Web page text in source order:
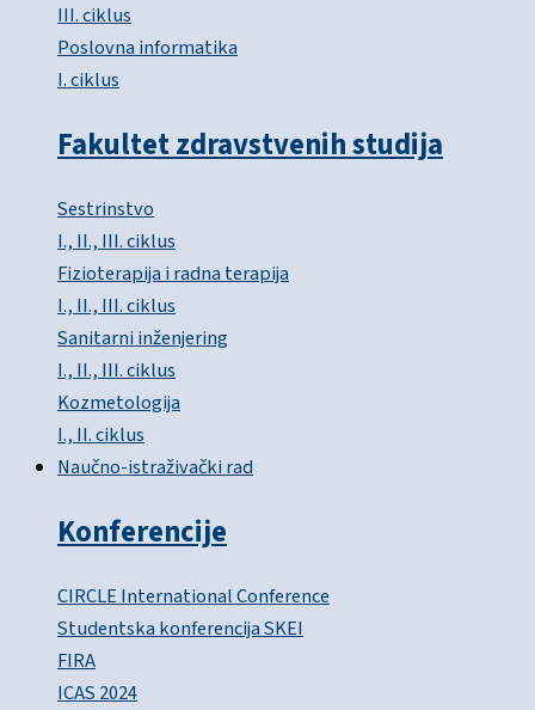
III. ciklus
Poslovna informatika
I. ciklus
Fakultet zdravstvenih studija
Sestrinstvo
I., II., III. ciklus
Fizioterapija i radna terapija
I., II., III. ciklus
Sanitarni inženjering
I., II., III. ciklus
Kozmetologija
I., II. ciklus
Naučno-istraživački rad
Konferencije
CIRCLE International Conference
Studentska konferencija SKEI
FIRA
ICAS 2024